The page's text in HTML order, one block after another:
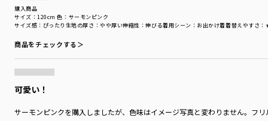
購入商品
サイズ感 ：ぴったり 生地の厚さ ：やや厚い伸縮性 ：伸びる着用シーン ：お出かけ着着替えやすさ
サイズ：120cm 色：サーモンピンク
商品をチェックする＞
可愛い！
サーモンピンクを購入しましたが、色味はイメージ写真と変わりません。フ
-----
伸縮性：あり
裏地：前後身頃とパンツ部分にあり
着用イメージ/カラー：ピンク
モデル：身長108.0cm 体重17kg
サイズ：サイズ110